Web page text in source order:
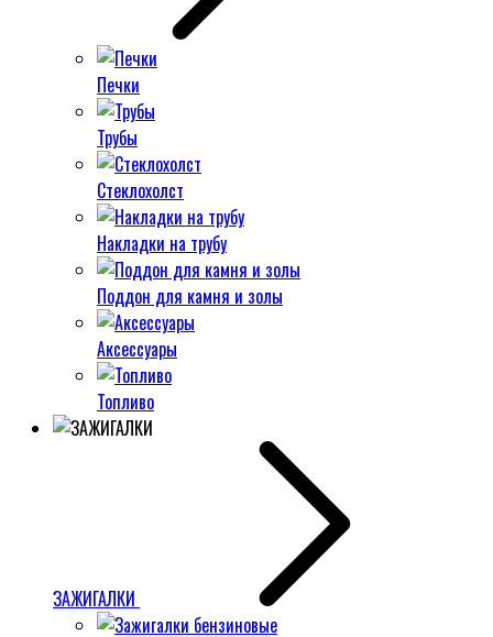
Печки
Трубы
Стеклохолст
Накладки на трубу
Поддон для камня и золы
Аксессуары
Топливо
ЗАЖИГАЛКИ